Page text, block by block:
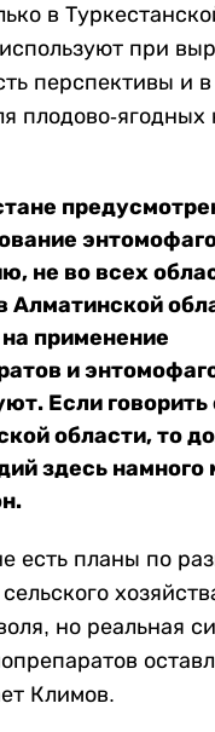
в
при
перспективы и в
плодово-ягодных
не во всех
Алматинской
применение
и
Если говорить
области, то
здесь намного
есть планы по
но реальная
Климов.